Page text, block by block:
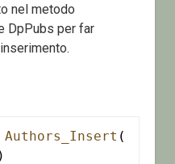
nel metodo
DpPubs per far
Authors_Insert (
)